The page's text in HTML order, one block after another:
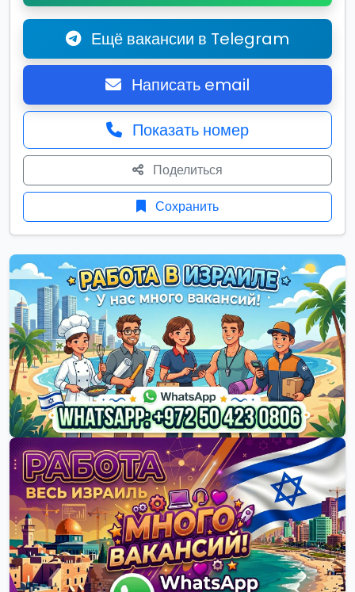
Ещё вакансии в Telegram
Написать email
Показать номер
Поделиться
Сохранить